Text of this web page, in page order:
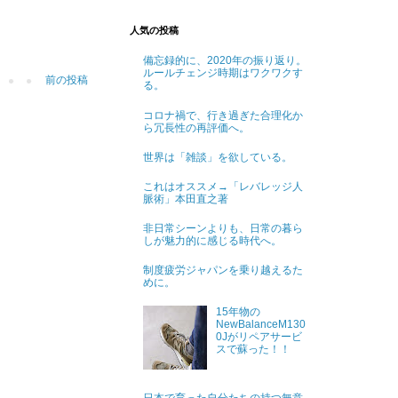
前の投稿
人気の投稿
備忘録的に、2020年の振り返り。
ルールチェンジ時期はワクワクす
る。
コロナ禍で、行き過ぎた合理化か
ら冗長性の再評価へ。
世界は「雑談」を欲している。
これはオススメ→「レバレッジ人
脈術」本田直之著
非日常シーンよりも、日常の暮ら
しが魅力的に感じる時代へ。
制度疲労ジャパンを乗り越えるた
めに。
15年物の
NewBalanceM130
0Jがリペアサービ
スで蘇った！！